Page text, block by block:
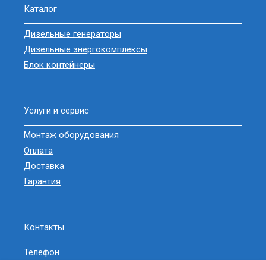
Каталог
Дизельные генераторы
Дизельные энергокомплексы
Блок контейнеры
Услуги и сервис
Монтаж оборудования
Оплата
Доставка
Гарантия
Контакты
Телефон